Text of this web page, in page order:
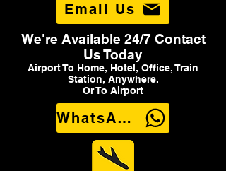
Email Us
We're Available 24/7 Contact
Us Today
Airport To Home, Hotel, Office, Train
Station, Anywhere.
Or To Airport
WhatsApp Us